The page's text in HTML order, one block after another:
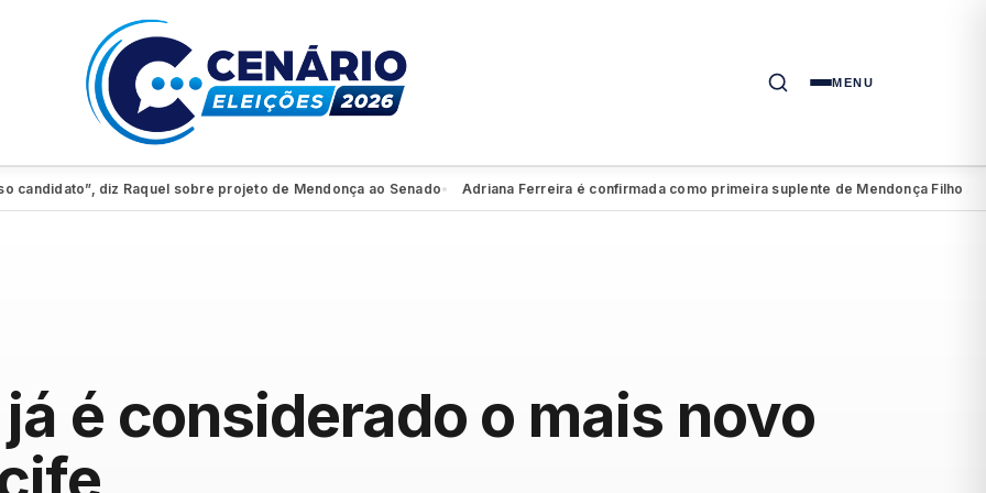
MENU
diz Raquel sobre projeto de Mendonça ao Senado● Adriana Ferreira é confirmada como primeira suplente de Mendonça Filho ao
é considerado o mais novo